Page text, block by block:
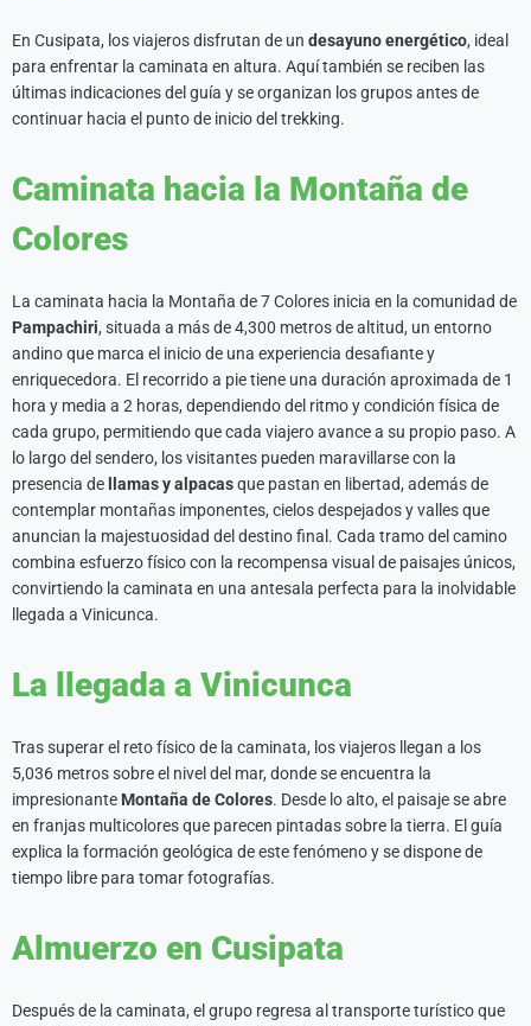
En Cusipata, los viajeros disfrutan de un desayuno energético, ideal
para enfrentar la caminata en altura. Aquí también se reciben las
últimas indicaciones del guía y se organizan los grupos antes de
continuar hacia el punto de inicio del trekking.
Caminata hacia la Montaña de
Colores
La caminata hacia la Montaña de 7 Colores inicia en la comunidad de
Pampachiri, situada a más de 4,300 metros de altitud, un entorno
andino que marca el inicio de una experiencia desafiante y
enriquecedora. El recorrido a pie tiene una duración aproximada de 1
hora y media a 2 horas, dependiendo del ritmo y condición física de
cada grupo, permitiendo que cada viajero avance a su propio paso. A
lo largo del sendero, los visitantes pueden maravillarse con la
presencia de
llamas y alpacasque pastan en libertad, además de
contemplar montañas imponentes, cielos despejados y valles que
anuncian la majestuosidad del destino final. Cada tramo del camino
combina esfuerzo físico con la recompensa visual de paisajes únicos,
convirtiendo la caminata en una antesala perfecta para la inolvidable
llegada a Vinicunca.
La llegada a Vinicunca
Tras superar el reto físico de la caminata, los viajeros llegan a los
5,036 metros sobre el nivel del mar, donde se encuentra la
impresionante Montaña de Colores. Desde lo alto, el paisaje se abre
en franjas multicolores que parecen pintadas sobre la tierra. El guía
explica la formación geológica de este fenómeno y se dispone de
tiempo libre para tomar fotografías.
Almuerzo en Cusipata
Después de la caminata, el grupo regresa al transporte turístico que